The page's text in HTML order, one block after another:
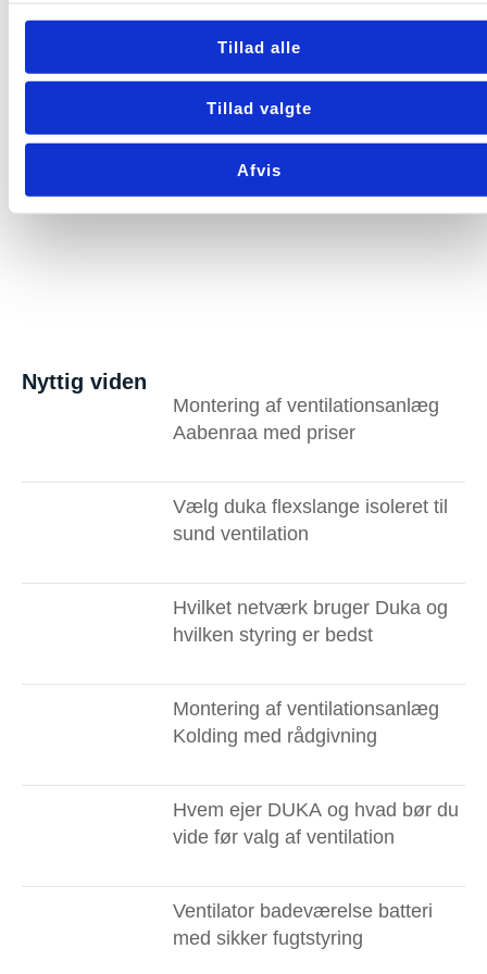
Tillad alle
Tillad valgte
Afvis
FORRIGE NÆSTE
Nyttig viden
Montering af ventilationsanlæg
Aabenraa med priser
Vælg duka flexslange isoleret til
sund ventilation
Hvilket netværk bruger Duka og
hvilken styring er bedst
Montering af ventilationsanlæg
Kolding med rådgivning
Hvem ejer DUKA og hvad bør du
vide før valg af ventilation
Ventilator badeværelse batteri
med sikker fugtstyring